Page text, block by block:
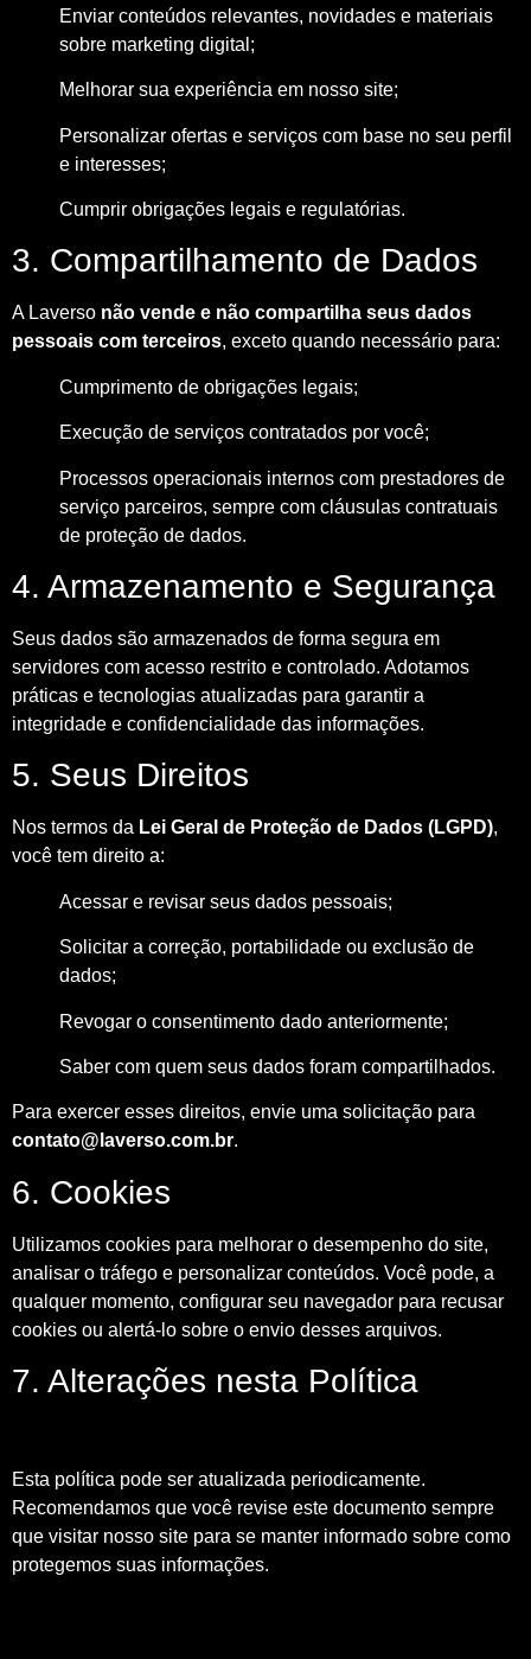
Enviar conteúdos relevantes, novidades e materiais
sobre marketing digital;
Melhorar sua experiência em nosso site;
Personalizar ofertas e serviços com base no seu perfil
e interesses;
Cumprir obrigações legais e regulatórias.
3. Compartilhamento de Dados
A Laverso não vende e não compartilha seus dados
pessoais com terceiros, exceto quando necessário para:
Cumprimento de obrigações legais;
Execução de serviços contratados por você;
Processos operacionais internos com prestadores de
serviço parceiros, sempre com cláusulas contratuais
de proteção de dados.
4. Armazenamento e Segurança
Seus dados são armazenados de forma segura em
servidores com acesso restrito e controlado. Adotamos
práticas e tecnologias atualizadas para garantir a
integridade e confidencialidade das informações.
5. Seus Direitos
Nos termos da Lei Geral de Proteção de Dados (LGPD),
você tem direito a:
Acessar e revisar seus dados pessoais;
Solicitar a correção, portabilidade ou exclusão de
dados;
Revogar o consentimento dado anteriormente;
Saber com quem seus dados foram compartilhados.
Para exercer esses direitos, envie uma solicitação para
contato@laverso.com.br.
6. Cookies
Utilizamos cookies para melhorar o desempenho do site,
analisar o tráfego e personalizar conteúdos. Você pode, a
qualquer momento, configurar seu navegador para recusar
cookies ou alertá-lo sobre o envio desses arquivos.
7. Alterações nesta Política
Esta política pode ser atualizada periodicamente.
Recomendamos que você revise este documento sempre
que visitar nosso site para se manter informado sobre como
protegemos suas informações.